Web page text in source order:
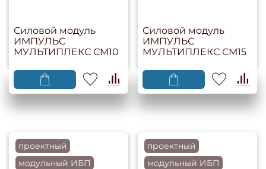
Силовой модуль
ИМПУЛЬС
МУЛЬТИПЛЕКС СМ10
Силовой модуль
ИМПУЛЬС
МУЛЬТИПЛЕКС СМ15
проектный
модульный ИБП
проектный
модульный ИБП